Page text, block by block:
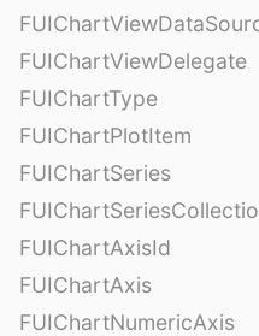
FUIChartViewDelegate
FUIChartType
FUIChartPlotItem
FUIChartSeries
FUIChartAxisId
FUIChartAxis
FUIChartNumericAxis